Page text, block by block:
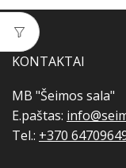
KONTAKTAI
MB "Šeimos sala"
E.paštas:
Tel.: +370